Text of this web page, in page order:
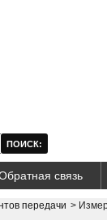
связь
передачи >